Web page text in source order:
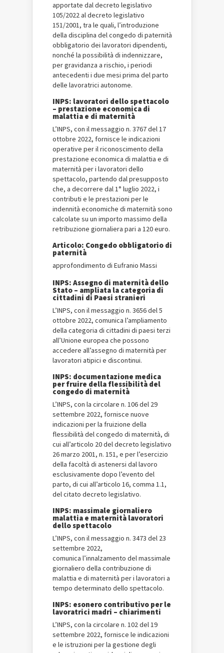
apportate dal decreto legislativo
105/2022 al decreto legislativo
151/2001, tra le quali, l’introduzione
della disciplina del congedo di paternità
obbligatorio dei lavoratori dipendenti,
nonché la possibilità di indennizzare,
per gravidanza a rischio, i periodi
antecedenti i due mesi prima del parto
delle lavoratrici autonome.
INPS: lavoratori dello spettacolo
– prestazione economica di
malattia e di maternità
L’INPS, con il messaggio n. 3767 del 17
ottobre 2022, fornisce le indicazioni
operative per il riconoscimento della
prestazione economica di malattia e di
maternità per i lavoratori dello
spettacolo, partendo dal presupposto
che, a decorrere dal 1° luglio 2022, i
contributi e le prestazioni per le
indennità economiche di maternità sono
calcolate su un importo massimo della
retribuzione giornaliera pari a 120 euro.
Articolo: Congedo obbligatorio di
paternità
approfondimento di Eufranio Massi
INPS: Assegno di maternità dello
Stato – ampliata la categoria di
cittadini di Paesi stranieri
L’INPS, con il messaggio n. 3656 del 5
ottobre 2022, comunica l’ampliamento
della categoria di cittadini di paesi terzi
all’Unione europea che possono
accedere all’assegno di maternità per
lavoratori atipici e discontinui.
INPS: documentazione medica
per fruire della flessibilità del
congedo di maternità
L’INPS, con la circolare n. 106 del 29
settembre 2022, fornisce nuove
indicazioni per la fruizione della
flessibilità del congedo di maternità, di
cui all’articolo 20 del decreto legislativo
26 marzo 2001, n. 151, e per l’esercizio
della facoltà di astenersi dal lavoro
esclusivamente dopo l’evento del
parto, di cui all’articolo 16, comma 1.1,
del citato decreto legislativo.
INPS: massimale giornaliero
malattia e maternità lavoratori
dello spettacolo
L’INPS, con il messaggio n. 3473 del 23
settembre 2022,
comunica l’innalzamento del massimale
giornaliero della contribuzione di
malattia e di maternità per i lavoratori a
tempo determinato dello spettacolo.
INPS: esonero contributivo per le
lavoratrici madri – chiarimenti
L’INPS, con la circolare n. 102 del 19
settembre 2022, fornisce le indicazioni
e le istruzioni per la gestione degli